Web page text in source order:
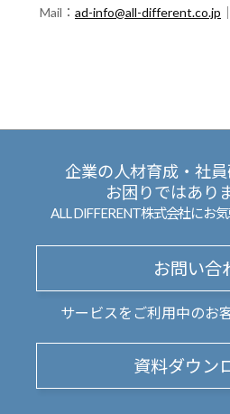
Mail： ad-info@all-different.co.jp
企業の人材育成・社員
お困りではあり
ALL DIFFERENT株式会社にお
お問い合
サービスをご利用中のお
資料ダウン